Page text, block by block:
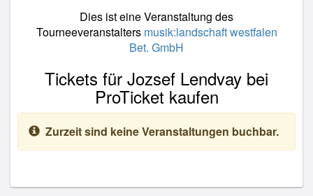
Dies ist eine Veranstaltung des
Tourneeveranstalters musik:landschaft westfalen
Bet. GmbH
Tickets für Jozsef Lendvay bei
ProTicket kaufen
Zurzeit sind keine Veranstaltungen buchbar.